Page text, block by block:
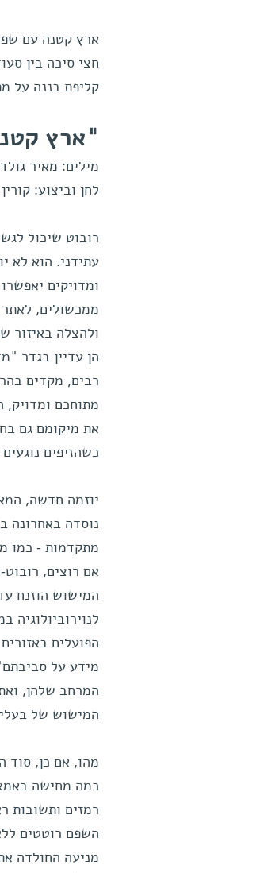
ארץ קטנה עם
חצי סיכה בין
קליפת בננה על
"ארץ
מילים: מאיר
לחן וביצוע:
רובוט שיכול
עתידני. הוא לא
ומדויקים
ממכשולים, לאתר
ולהצלה באיזור
הן עדיין בגדר
רבים, מקדים
מתוחכם ומדויק,
את מיקומם גם
כשהזיפים
יוזמה חדשה,
נוסדה באחרונה
מתקדמות - כמו
אם רוצים,
המישוש הוזנח
הפועלים
מידע על
המרחב שלהן,
המישוש של
מהו, אם כן, סוד
כמה מחישה
רמזים ותשובות
השפם רוטטים
מניעה החולדה